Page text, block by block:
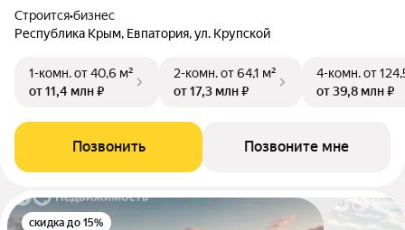
Строится•бизнес
Республика Крым, Евпатория, ул. Крупской
1-комн.от 40,6 м²
от 11,4 млн ₽
2-комн.от 64,1 м²
от 17,3 млн ₽
4-комн.от
от 39,8 млн ₽
Позвонить Позвоните мне
скидка до 15%